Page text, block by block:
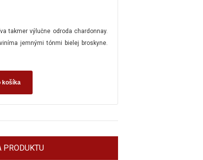
takmer výlučne odroda chardonnay.
jemnými tónmi bielej broskyne.
košíka
PRODUKTU